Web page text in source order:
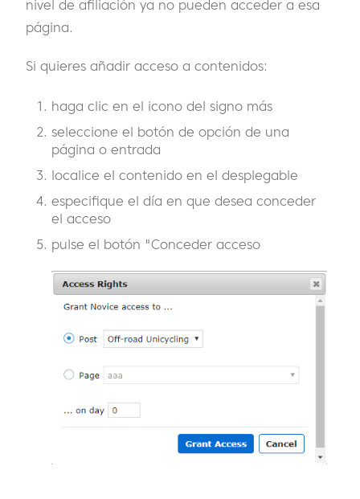
nivel de afiliación ya no pueden acceder a esa
página.
Si quieres añadir acceso a contenidos:
haga clic en el icono del signo más
seleccione el botón de opción de una
página o entrada
localice el contenido en el desplegable
especifique el día en que desea conceder
el acceso
pulse el botón "Conceder acceso